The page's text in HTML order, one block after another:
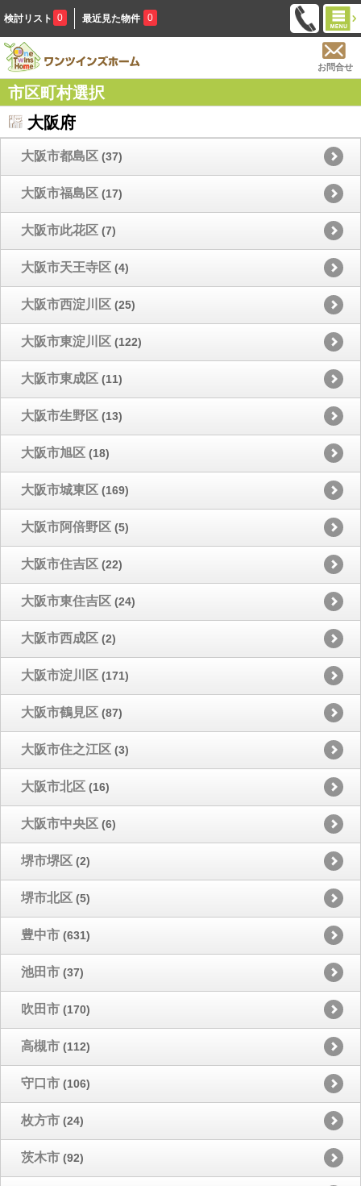
検討リスト 0 最近見た物件 0
お問合せ
市区町村選択
大阪府
大阪市都島区 (37)
大阪市福島区 (17)
大阪市此花区 (7)
大阪市天王寺区 (4)
大阪市西淀川区 (25)
大阪市東淀川区 (122)
大阪市東成区 (11)
大阪市生野区 (13)
大阪市旭区 (18)
大阪市城東区 (169)
大阪市阿倍野区 (5)
大阪市住吉区 (22)
大阪市東住吉区 (24)
大阪市西成区 (2)
大阪市淀川区 (171)
大阪市鶴見区 (87)
大阪市住之江区 (3)
大阪市北区 (16)
大阪市中央区 (6)
堺市堺区 (2)
堺市北区 (5)
豊中市 (631)
池田市 (37)
吹田市 (170)
高槻市 (112)
守口市 (106)
枚方市 (24)
茨木市 (92)